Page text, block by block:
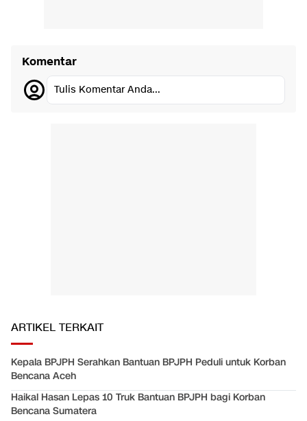
Komentar
Tulis Komentar Anda...
ARTIKEL TERKAIT
Kepala BPJPH Serahkan Bantuan BPJPH Peduli untuk Korban
Bencana Aceh
Haikal Hasan Lepas 10 Truk Bantuan BPJPH bagi Korban
Bencana Sumatera